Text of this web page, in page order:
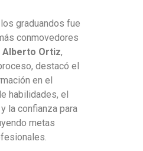
graduandos fue
conmovedores
Alberto Ortiz,
destacó el
en el
habilidades, el
la confianza para
metas